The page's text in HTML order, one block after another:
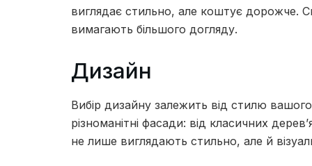
виглядає стильно, але коштує дорожче.
вимагають більшого догляду.
Дизайн
Вибір дизайну залежить від стилю вашого
різноманітні фасади: від класичних
не лише виглядають стильно, але й